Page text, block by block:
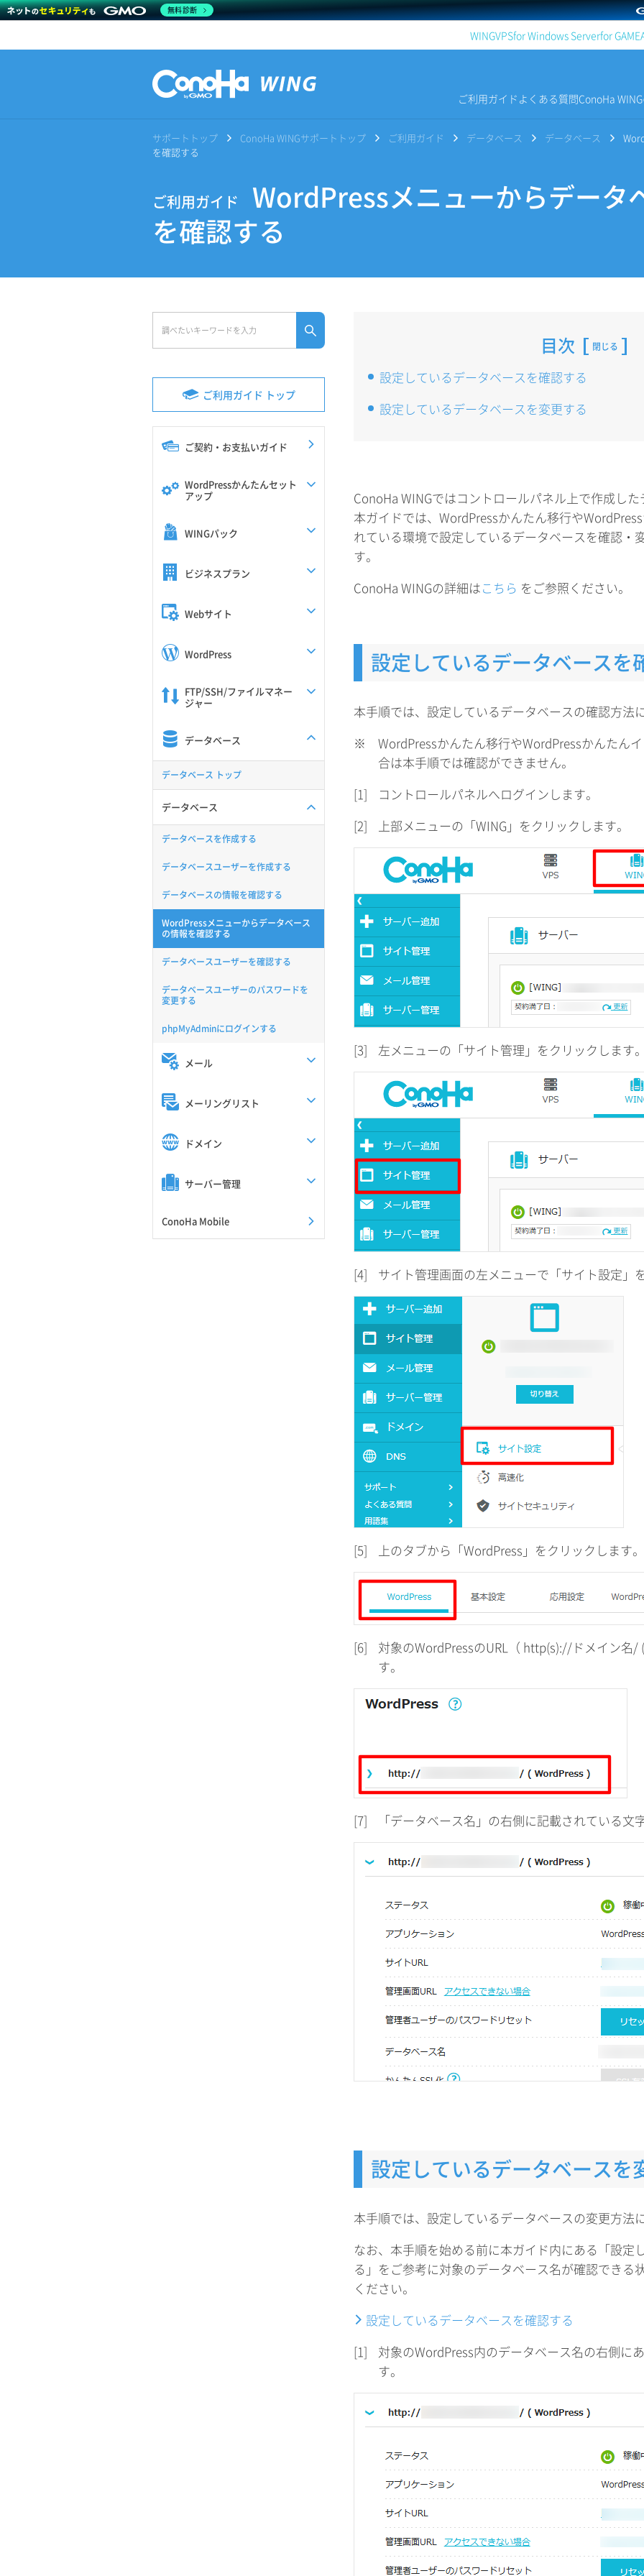
WINGVPSfor Windows Serverfor GAME
ご利用ガイド よくある質問ConoHa
サポートトップ ConoHa WINGサポートトップ ご利用ガイド データベース データベース
を確認する
ご利用ガイド
WordPressメニューからデータ
を確認する
ご利用ガイド トップ
ご契約・お支払いガイド
WordPressかんたんセット
アップ
WINGパック
ビジネスプラン
Webサイト
WordPress
FTP/SSH/ファイルマネー
ジャー
データベース
データベース トップ
データベース
データベースを作成する
データベースユーザーを作成する
データベースの情報を確認する
WordPressメニューからデータベース
の情報を確認する
データベースユーザーを確認する
データベースユーザーのパスワードを
変更する
phpMyAdminにログインする
メール
メーリングリスト
ドメイン
サーバー管理
ConoHa Mobile
目次 閉じる
設定しているデータベースを確認する
設定しているデータベースを変更する
ConoHa WINGではコントロールパネル上で作成し
本ガイドでは、WordPressかんたん移行や
れている環境で設定しているデータベースを確認・
す。
ConoHa WINGの詳細はこちら をご参照ください。
設定しているデータベースを
本手順では、設定しているデータベースの確認方法
※
WordPressかんたん移行やWordPressかんたん
合は本手順では確認ができません。
[1]
コントロールパネルへログインします。
[2]
上部メニューの「WING」をクリックします。
[3] 左メニューの「サイト管理」をクリックします
[4] サイト管理画面の左メニューで「サイト設定」
[5] 上のタブから「WordPress」をクリックします。
[6]
対象のWordPressのURL（ http(s)://ドメイン名/
す。
[7] 「データベース名」の右側に記載されている文
設定しているデータベースを
本手順では、設定しているデータベースの変更方法
なお、本手順を始める前に本ガイド内にある「設定
る」をご参考に対象のデータベース名が確認できる
ください。
設定しているデータベースを確認する
[1]
対象のWordPress内のデータベース名の右側に
す。
無料診断